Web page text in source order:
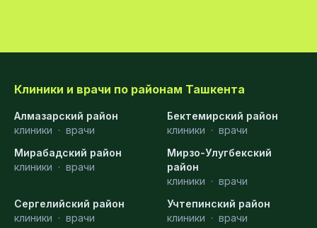
Клиники и врачи по районам Ташкента
Алмазарский район
клиники · врачи
Бектемирский район
клиники · врачи
Мирабадский район
клиники · врачи
Мирзо-Улугбекский
район
клиники · врачи
Сергелийский район
клиники · врачи
Учтепинский район
клиники · врачи